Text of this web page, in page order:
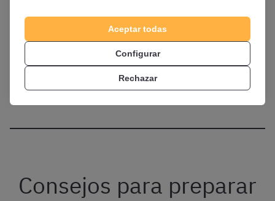
📈 Estadísticas de evolución personalizadas
Prueba gratis el Curso de Policía Nacional Escala
Básica 2026
Consejos para preparar
Aceptar todas
Configurar
Rechazar